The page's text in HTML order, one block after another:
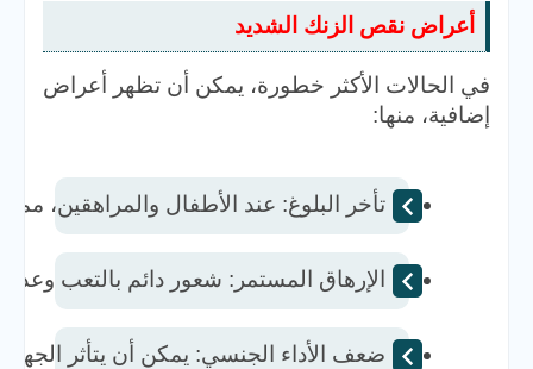
أعراض نقص الزنك الشديد
في الحالات الأكثر خطورة، يمكن أن تظهر أعراض
إضافية، منها:
تأخر البلوغ: عند الأطفال والمراهقين،
الإرهاق المستمر: شعور دائم بالتعب
ضعف الأداء الجنسي: يمكن أن يتأثر